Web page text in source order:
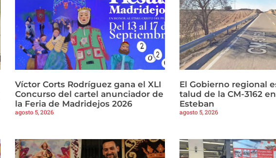
Víctor Corts Rodríguez gana el XLI
Concurso del cartel anunciador de
la Feria de Madridejos 2026
agosto 5, 2026
El Gobierno regional
talud de la CM-3162
Esteban
agosto 5, 2026